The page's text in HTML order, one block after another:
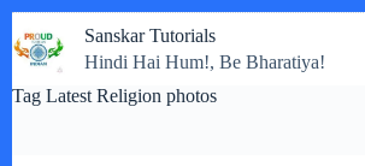
to
content
Sanskar Tutorials
Hindi Hai Hum!, Be Bharatiya!
Tag Latest Religion photos